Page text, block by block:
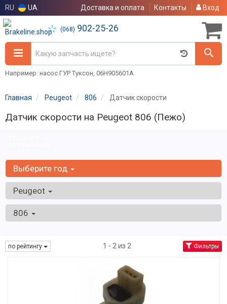
RU UA Доставка и оплата Контакты Вход
(068) 902-25-26
Например: насос ГУР Туксон, 06H905601A
Главная Peugeot 806 Датчик скорости
Датчик скорости на Peugeot 806 (Пежо)
Выберите год
Peugeot
806
по рейтингу 1 - 2 из 2 Фильтры